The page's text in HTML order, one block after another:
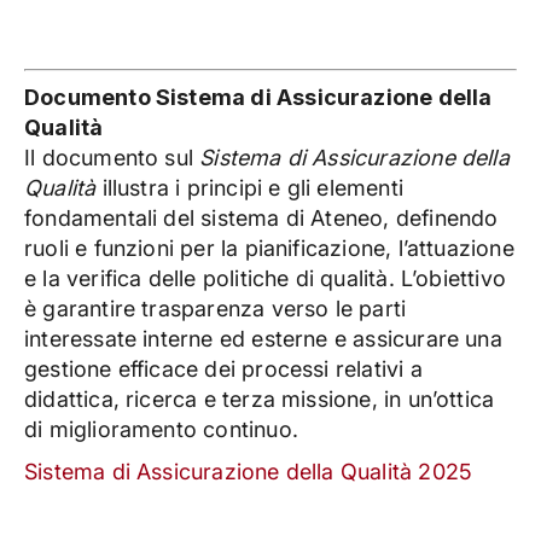
Documento Sistema di Assicurazione della
Qualità
Il documento sul Sistema di Assicurazione della
Qualitàillustra i principi e gli elementi
fondamentali del sistema di Ateneo, definendo
ruoli e funzioni per la pianificazione, l’attuazione
e la verifica delle politiche di qualità. L’obiettivo
è garantire trasparenza verso le parti
interessate interne ed esterne e assicurare una
gestione efficace dei processi relativi a
didattica, ricerca e terza missione, in un’ottica
di miglioramento continuo.
Sistema di Assicurazione della Qualità 2025